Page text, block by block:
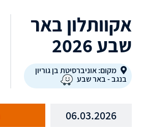
אקוותלון באר
שבע 2026
מקום: אוניברסיטת בן גוריון
בנגב - באר שבע
06.03.2026